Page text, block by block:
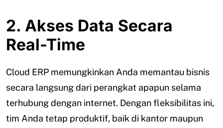
2. Akses Data Secara
Real-Time
Cloud ERP memungkinkan Anda memantau bisnis
secara langsung dari perangkat apapun selama
terhubung dengan internet. Dengan fleksibilitas ini,
tim Anda tetap produktif, baik di kantor maupun